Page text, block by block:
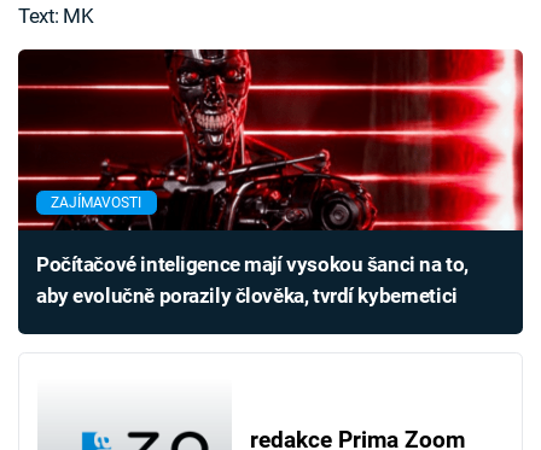
Text: MK
ZAJÍMAVOSTI
Počítačové inteligence mají vysokou šanci na to,
aby evolučně porazily člověka, tvrdí kybernetici
redakce Prima Zoom